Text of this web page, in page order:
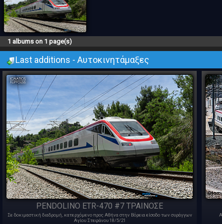
1 albums on 1 page(s)
Last additions - Αυτοκινητάμαξες
PENDOLINO ETR-470 #7 ΤΡΑΙΝΟΣΕ
Σε δοκιμαστική διαδρομή, κατερχόμενο προς Αθήνα στην Βόρεια είσοδο των συράγγων
Αγίου Στεφάνου 18/5/21